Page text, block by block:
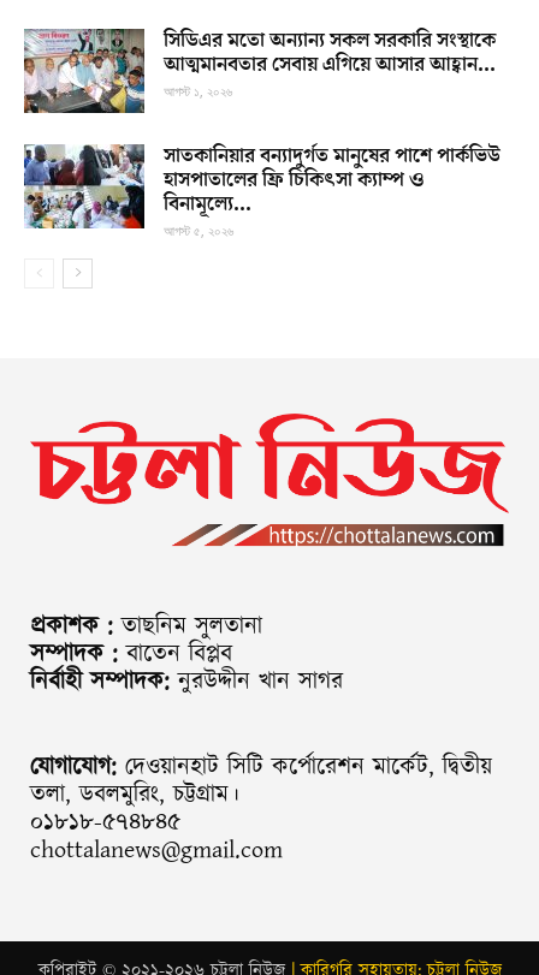
সিডিএর মতো অন্যান্য সকল সরকারি সংস্থাকে
আত্মমানবতার সেবায় এগিয়ে আসার আহ্বান...
আগস্ট ১, ২০২৬
সাতকানিয়ার বন্যাদুর্গত মানুষের পাশে পার্কভিউ
হাসপাতালের ফ্রি চিকিৎসা ক্যাম্প ও
বিনামূল্যে...
আগস্ট ৫, ২০২৬
প্রকাশক : তাছনিম সুলতানা
সম্পাদক : বাতেন বিপ্লব
নির্বাহী সম্পাদক: নুরউদ্দীন খান সাগর
যোগাযোগ: দেওয়ানহাট সিটি কর্পোরেশন মার্কেট, দ্বিতীয়
তলা, ডবলমুরিং, চট্টগ্রাম।
০১৮১৮-৫৭৪৮৪৫
chottalanews@gmail.com